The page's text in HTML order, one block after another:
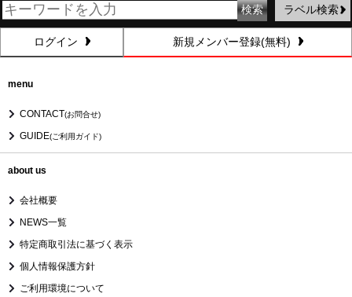
ラベル検索
ログイン 新規メンバー登録(無料)
menu
CONTACT(お問合せ)
GUIDE(ご利用ガイド)
about us
会社概要
NEWS一覧
特定商取引法に基づく表示
個人情報保護方針
ご利用環境について